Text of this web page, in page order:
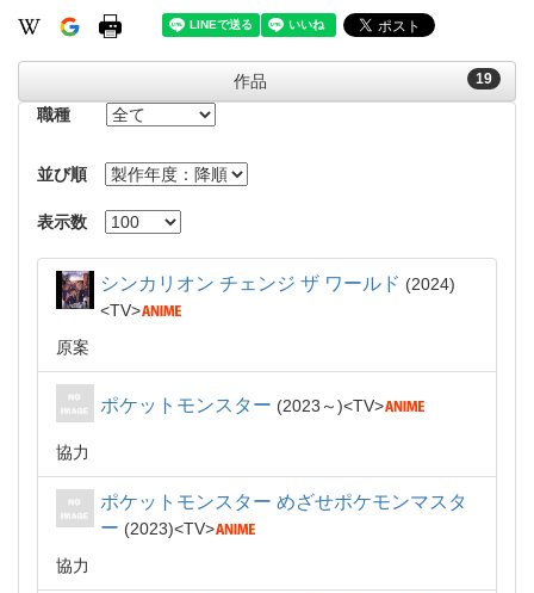
19
作品
職種
並び順
表示数
シンカリオン チェンジ ザ ワールド
2024
TV
原案
ポケットモンスター 2023～ TV
協力
ポケットモンスター めざせポケモンマスタ
ー
2023
TV
協力